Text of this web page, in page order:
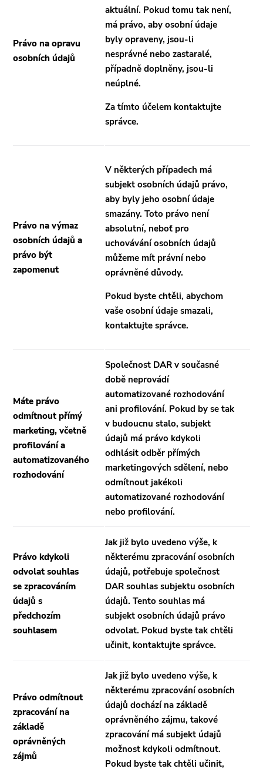
Právo na opravu
osobních údajů
aktuální. Pokud tomu tak není,
má právo, aby osobní údaje
byly opraveny, jsou-li
nesprávné nebo zastaralé,
případně doplněny, jsou-li
neúplné.
Za tímto účelem kontaktujte
správce.
Právo na výmaz
osobních údajů a
právo být
zapomenut
V některých případech má
subjekt osobních údajů právo,
aby byly jeho osobní údaje
smazány. Toto právo není
absolutní, neboť pro
uchovávání osobních údajů
můžeme mít právní nebo
oprávněné důvody.
Pokud byste chtěli, abychom
vaše osobní údaje smazali,
kontaktujte správce.
Máte právo
odmítnout přímý
marketing, včetně
profilování a
automatizovaného
rozhodování
Společnost DAR v současné
době neprovádí
automatizované rozhodování
ani profilování. Pokud by se tak
v budoucnu stalo, subjekt
údajů má právo kdykoli
odhlásit odběr přímých
marketingových sdělení, nebo
odmítnout jakékoli
automatizované rozhodování
nebo profilování.
Právo kdykoli
odvolat souhlas
se zpracováním
údajů s
předchozím
souhlasem
Jak již bylo uvedeno výše, k
některému zpracování osobních
údajů, potřebuje společnost
DAR souhlas subjektu osobních
údajů. Tento souhlas má
subjekt osobních údajů právo
odvolat. Pokud byste tak chtěli
učinit, kontaktujte správce.
Právo odmítnout
zpracování na
základě
oprávněných
zájmů
Jak již bylo uvedeno výše, k
některému zpracování osobních
údajů dochází na základě
oprávněného zájmu, takové
zpracování má subjekt údajů
možnost kdykoli odmítnout.
Pokud byste tak chtěli učinit,